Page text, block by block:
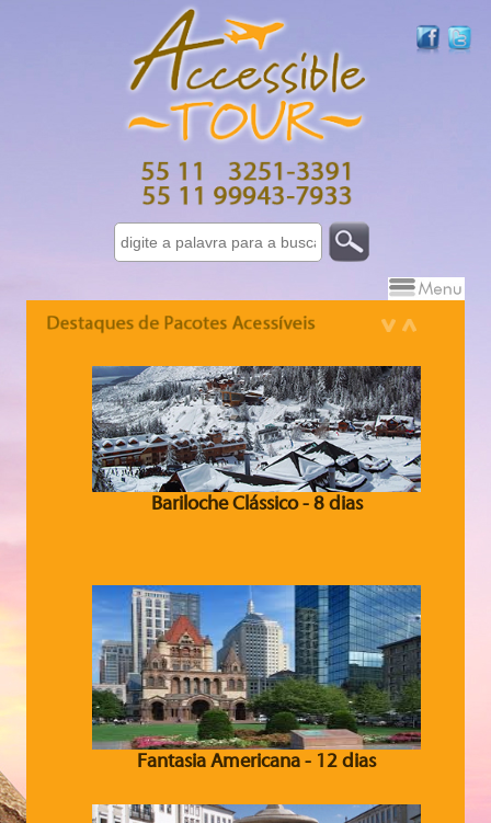
Israel 7 dias - 10 dias
Bariloche Clássico - 8 dias
Fantasia Americana - 12 dias